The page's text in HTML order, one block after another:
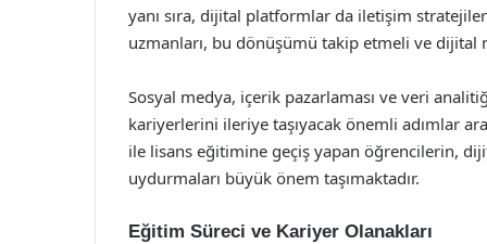
yanı sıra, dijital platformlar da iletişim
uzmanları, bu dönüşümü takip etmeli ve dijital
Sosyal medya, içerik pazarlaması ve veri
kariyerlerini ileriye taşıyacak önemli adımlar
ile lisans eğitimine geçiş yapan öğrencilerin,
uydurmaları büyük önem taşımaktadır.
Eğitim Süreci ve Kariyer Olanakları